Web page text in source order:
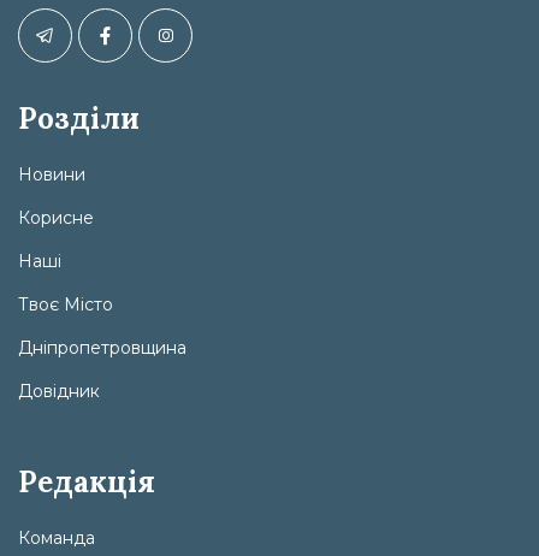
Розділи
Новини
Корисне
Наші
Твоє Місто
Дніпропетровщина
Довідник
Редакція
Команда